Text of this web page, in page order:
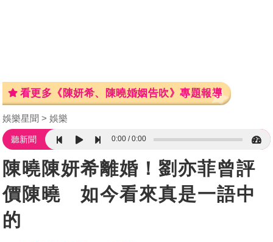
看更多《陳妍希、陳曉婚姻告吹》專題報導
娛樂星聞 娛樂
聽新聞 0:00 0:00
陳曉陳妍希離婚！劉亦菲曾評
價陳曉 如今看來真是一語中
的